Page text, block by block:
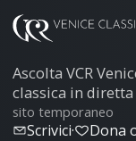
Ascolta VCR
classica in diretta
sito temporaneo
Scrivici· Dona